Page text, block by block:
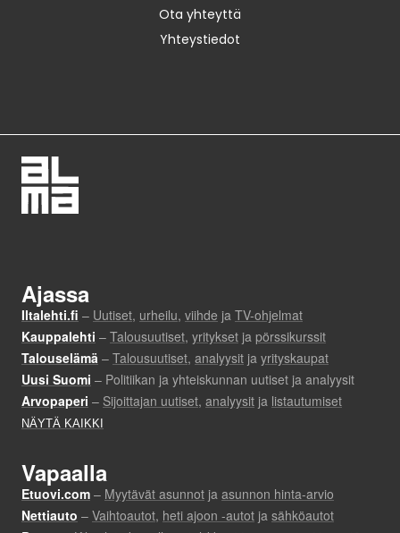
Ota yhteyttä
Yhteystiedot